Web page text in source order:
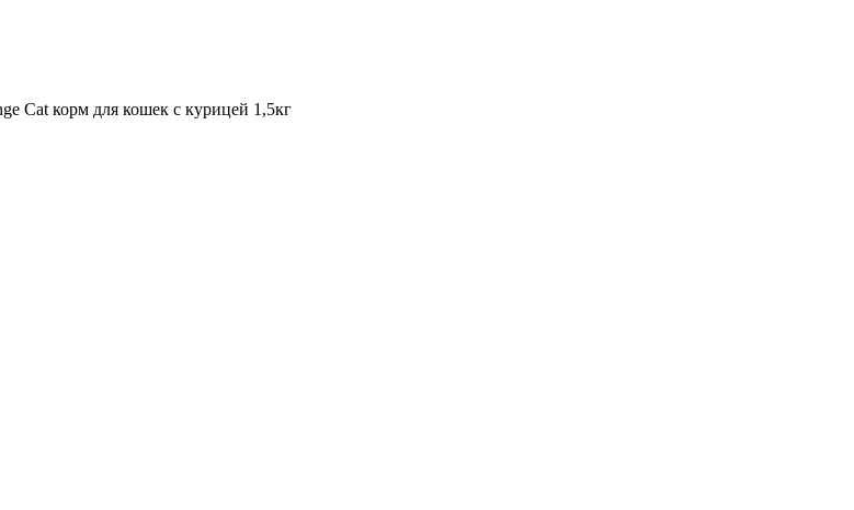
Cat корм для кошек с курицей 1,5кг